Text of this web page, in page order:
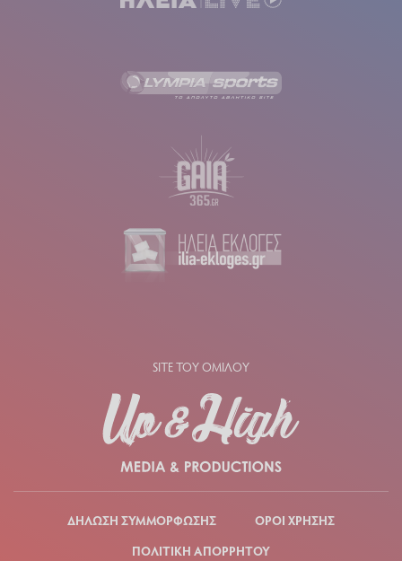
SITE ΤΟΥ ΟΜΙΛΟΥ
ΔΗΛΩΣΗ ΣΥΜΜΟΡΦΩΣΗΣ
ΟΡΟΙ ΧΡΗΣΗΣ
ΠΟΛΙΤΙΚΗ ΑΠΟΡΡΗΤΟΥ